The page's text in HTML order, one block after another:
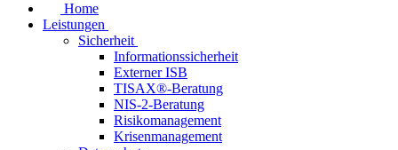
Home
Leistungen
Sicherheit
Informationssicherheit
Externer ISB
TISAX®-Beratung
NIS-2-Beratung
Risikomanagement
Krisenmanagement